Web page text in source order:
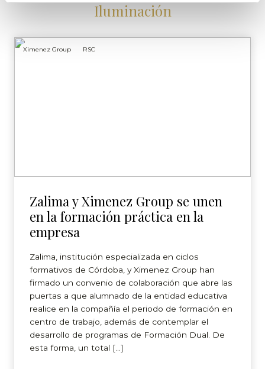
Iluminación
Ximenez Group RSC
Zalima y Ximenez Group se unen
en la formación práctica en la
empresa
Zalima, institución especializada en ciclos
formativos de Córdoba, y Ximenez Group han
firmado un convenio de colaboración que abre las
puertas a que alumnado de la entidad educativa
realice en la compañía el periodo de formación en
centro de trabajo, además de contemplar el
desarrollo de programas de Formación Dual. De
esta forma, un total […]